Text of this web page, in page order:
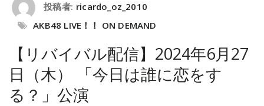
投稿者: ricardo_oz_2010
AKB48 LIVE！！ ON DEMAND
【リバイバル配信】2024年6月27
日（木） 「今日は誰に恋をす
る？」公演